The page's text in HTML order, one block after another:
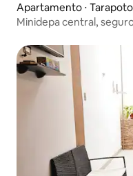
Apartamento ⋅ Tarapoto
Minidepa central,